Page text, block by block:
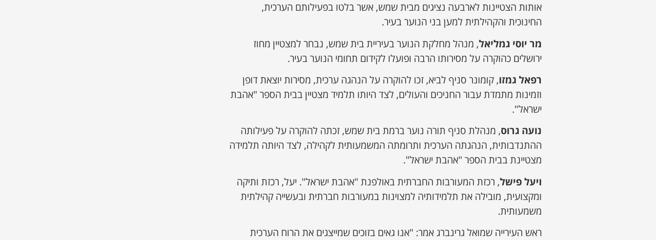
אותות הצטיינות לארבעה נציגים מבית שמש, אשר בלטו בפעילותם הערכית,
החינוכית והקהילתית למען בני הנוער בעיר.
מר יוסי גמליאל, מנהל מחלקת הנוער בעיריית בית שמש, נבחר למצטיין מחוז
ירושלים כהוקרה על מסירותו הרבה ופועלו לקידום תחומי הנוער בעיר.
רפאל גמזו, קומונר סניף לביא, זכו להוקרה על הנהגה ערכית, מסירות יוצאת דופן
וזמינות מתמדת עבור החניכים והעולים, לצד היותו תלמיד מצטיין בבית הספר "אהבת
ישראל".
נועה גרוס, מנהלת סניף תורה נוער ברמת בית שמש, זכתה להוקרה על פעילותה
ההתנדבותית, הנהגתה הערכית ותרומתה המשמעותית לקהילה, לצד היותה תלמידה
מצטיינת בבית הספר "אהבת ישראל".
ויעל פישל, רכזת המעורבות החברתית באולפנת "אהבת ישראל". יעל, רכזת ותיקה
ומקצועית, מובילה את תלמידותיה למצוינות במעורבות חברתית ובעשייה קהילתית
משמעותית.
ראש העירייה שמואל גרינברג אמר: "אנו גאים בזוכים שמייצגים את הרוח הערכית